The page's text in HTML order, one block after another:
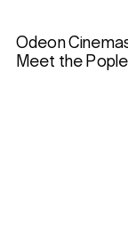
Odeon
Meet the